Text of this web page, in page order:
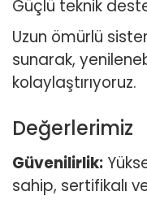
Güçlü teknik
Uzun ömürlü
sunarak,
kolaylaştırıyoruz.
Değerlerimiz
Güvenilirlik:
sahip, sertifikalı